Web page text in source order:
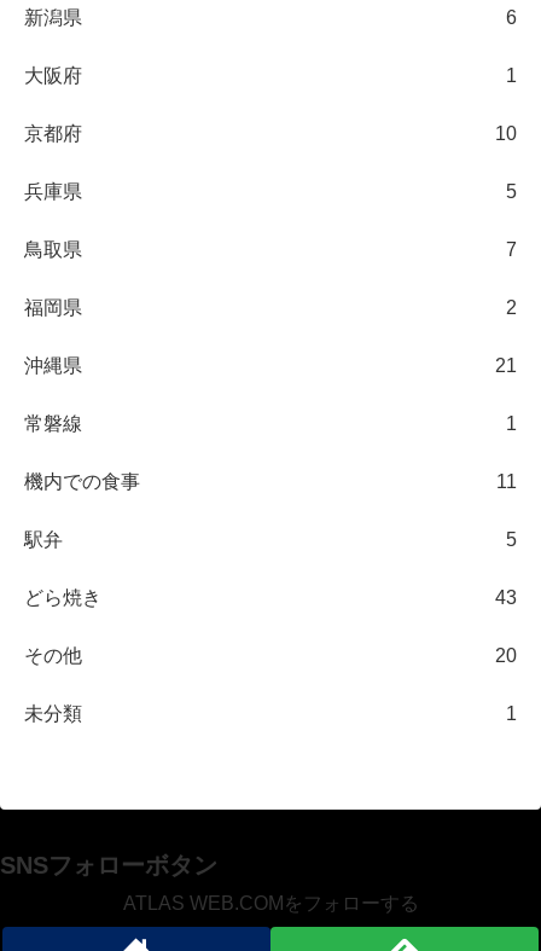
新潟県 6
大阪府 1
京都府 10
兵庫県 5
鳥取県 7
福岡県 2
沖縄県 21
常磐線 1
機内での食事 11
駅弁 5
どら焼き 43
その他 20
未分類 1
SNSフォローボタン
ATLAS WEB.COMをフォローする